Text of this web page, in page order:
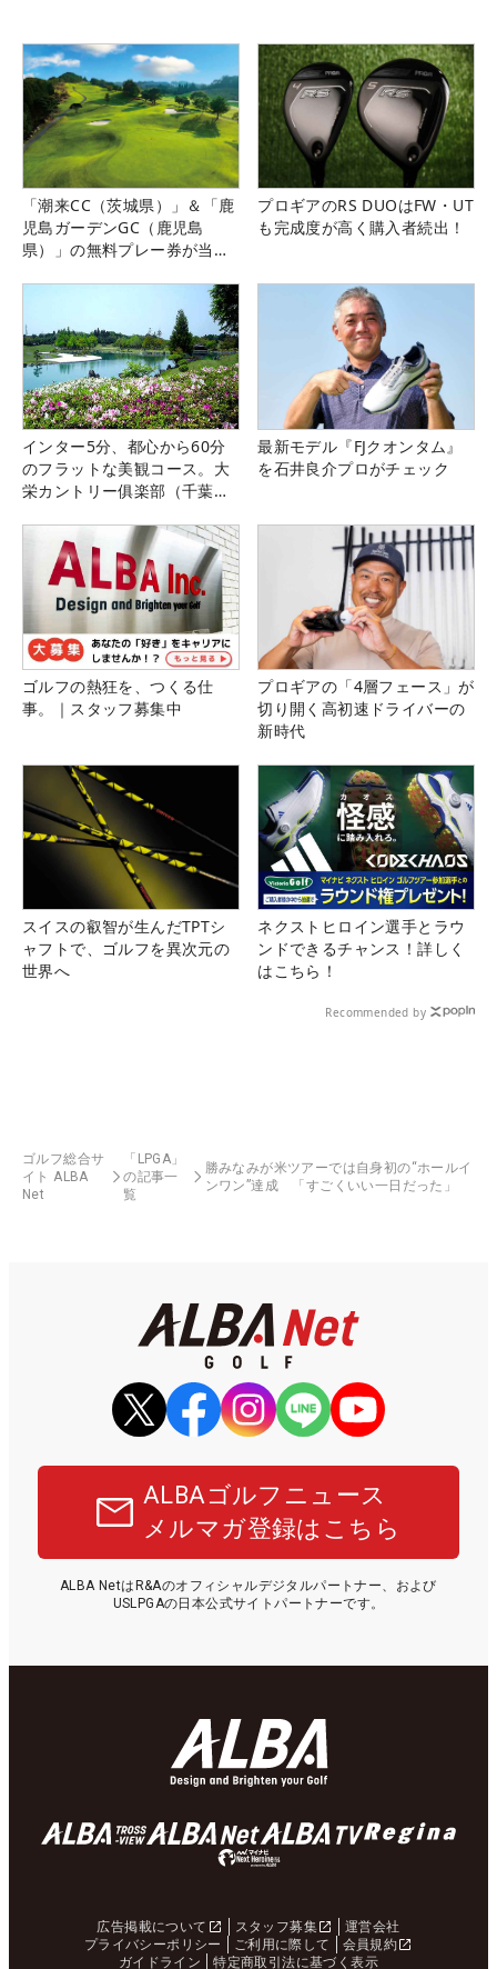
「潮来CC（茨城県）」＆「鹿
児島ガーデンGC（鹿児島
県）」の無料プレー券が当た
プロギアのRS DUOはFW・UT
も完成度が高く購入者続出！
インター5分、都心から60分
のフラットな美観コース。大
栄カントリー俱楽部（千葉
最新モデル『FJクオンタム』
を石井良介プロがチェック
ゴルフの熱狂を、つくる仕
事。｜スタッフ募集中
プロギアの「4層フェース」が
切り開く高初速ドライバーの
新時代
スイスの叡智が生んだTPTシ
ャフトで、ゴルフを異次元の
世界へ
ネクストヒロイン選手とラウ
ンドできるチャンス！詳しく
はこちら！
Recommended by
ゴルフ総合サ
イト ALBA
Net
「LPGA」
の記事一
覧
勝みなみが米ツアーでは自身初の“ホールイ
ンワン”達成 「すごくいい一日だった」
ALBAゴルフニュース
メルマガ登録はこちら
ALBA NetはR&Aのオフィシャルデジタルパートナー、および
USLPGAの日本公式サイトパートナーです。
広告掲載について スタッフ募集
運営会社
プライバシーポリシー
ご利用に際して
会員規約
ガイドライン
特定商取引法に基づく表示